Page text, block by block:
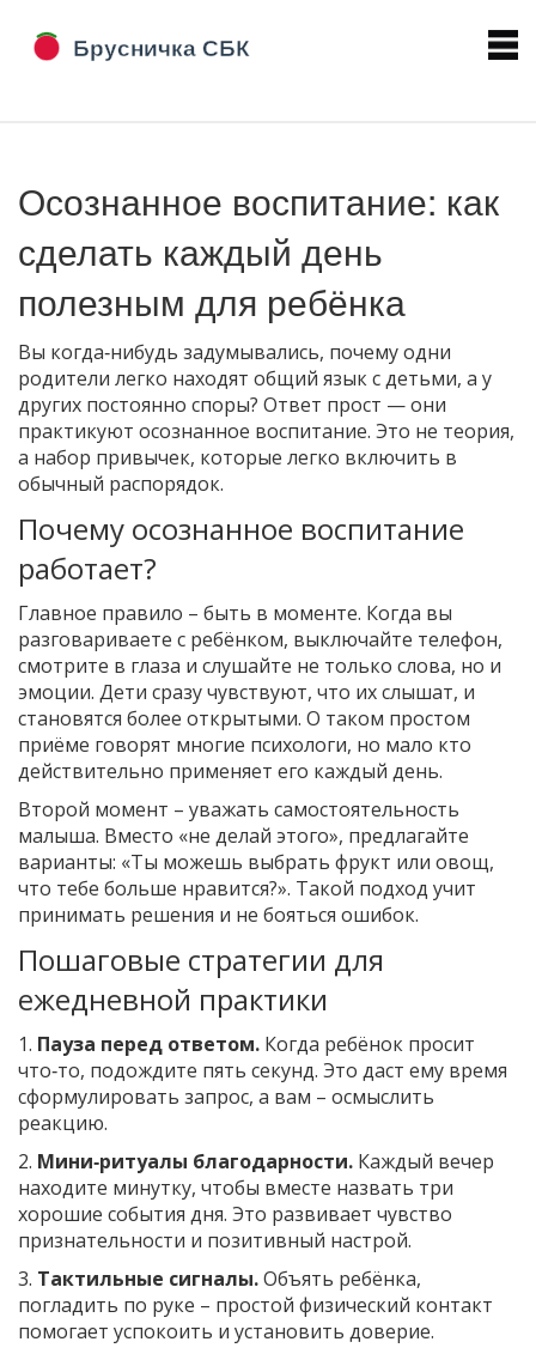
Осознанное воспитание: как
сделать каждый день
полезным для ребёнка
Вы когда‑нибудь задумывались, почему одни
родители легко находят общий язык с детьми, а у
других постоянно споры? Ответ прост — они
практикуют осознанное воспитание. Это не теория,
а набор привычек, которые легко включить в
обычный распорядок.
Почему осознанное воспитание
работает?
Главное правило – быть в моменте. Когда вы
разговариваете с ребёнком, выключайте телефон,
смотрите в глаза и слушайте не только слова, но и
эмоции. Дети сразу чувствуют, что их слышат, и
становятся более открытыми. О таком простом
приёме говорят многие психологи, но мало кто
действительно применяет его каждый день.
Второй момент – уважать самостоятельность
малыша. Вместо «не делай этого», предлагайте
варианты: «Ты можешь выбрать фрукт или овощ,
что тебе больше нравится?». Такой подход учит
принимать решения и не бояться ошибок.
Пошаговые стратегии для
ежедневной практики
1. Пауза перед ответом. Когда ребёнок просит
что‑то, подождите пять секунд. Это даст ему время
сформулировать запрос, а вам – осмыслить
реакцию.
2. Мини‑ритуалы благодарности. Каждый вечер
находите минутку, чтобы вместе назвать три
хорошие события дня. Это развивает чувство
признательности и позитивный настрой.
3. Тактильные сигналы.Объять ребёнка,
погладить по руке – простой физический контакт
помогает успокоить и установить доверие.